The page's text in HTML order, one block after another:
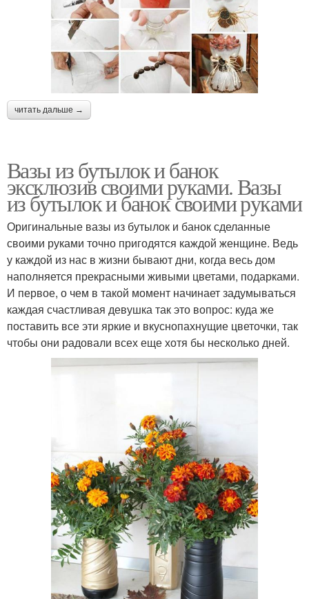
читать дальше →
Вазы из бутылок и банок
эксклюзив своими руками. Вазы
из бутылок и банок своими руками
Оригинальные вазы из бутылок и банок сделанные
своими руками точно пригодятся каждой женщине. Ведь
у каждой из нас в жизни бывают дни, когда весь дом
наполняется прекрасными живыми цветами, подарками.
И первое, о чем в такой момент начинает задумываться
каждая счастливая девушка так это вопрос: куда же
поставить все эти яркие и вкуснопахнущие цветочки, так
чтобы они радовали всех еще хотя бы несколько дней.